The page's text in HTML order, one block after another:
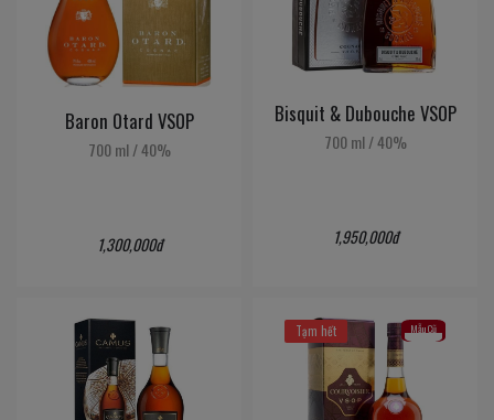
Baron Otard VSOP
700 ml/40%
1,300,000đ
Bisquit & Dubouche VSOP
700 ml /40%
1,950,000đ
Tạm hết Mẫu Cũ